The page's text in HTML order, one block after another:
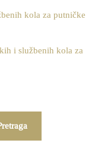
kola za putničke
i službenih kola za